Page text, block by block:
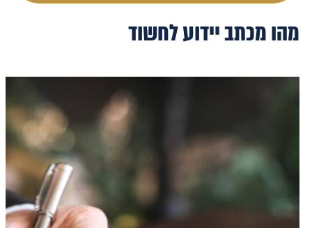
מהו מכתב יידוע לחשוד